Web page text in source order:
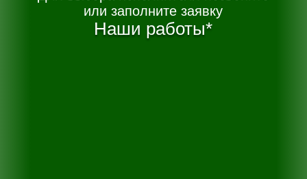
или заполните заявку
Наши работы*